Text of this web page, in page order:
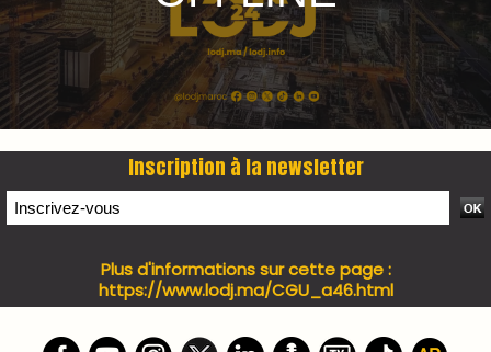
7 days santé & conso du 31-07-2026
I-MAG-Spécial Fête du Trône 2026
7 days Culture du 29-07-2026
7 days Auto-Moto du 27-07-2026
PODCAST +
LES PLUS RÉCENTS CLASSEURS